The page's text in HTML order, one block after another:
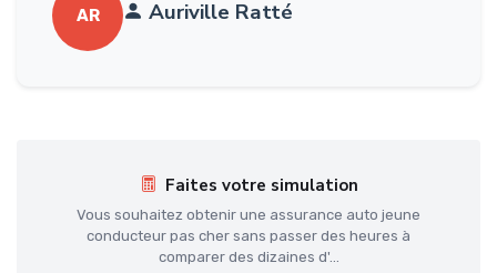
AR Auriville Ratté
Faites votre simulation
Vous souhaitez obtenir une assurance auto jeune
conducteur pas cher sans passer des heures à
comparer des dizaines d'...